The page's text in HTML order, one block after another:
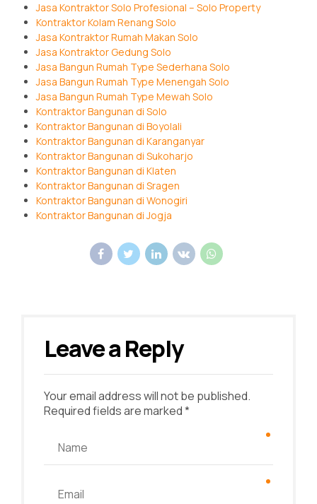
Jasa Kontraktor Solo Profesional – Solo Property
Kontraktor Kolam Renang Solo
Jasa Kontraktor Rumah Makan Solo
Jasa Kontraktor Gedung Solo
Jasa Bangun Rumah Type Sederhana Solo
Jasa Bangun Rumah Type Menengah Solo
Jasa Bangun Rumah Type Mewah Solo
Kontraktor Bangunan di Solo
Kontraktor Bangunan di Boyolali
Kontraktor Bangunan di Karanganyar
Kontraktor Bangunan di Sukoharjo
Kontraktor Bangunan di Klaten
Kontraktor Bangunan di Sragen
Kontraktor Bangunan di Wonogiri
Kontraktor Bangunan di Jogja
Leave a Reply
Your email address will not be published.
Required fields are marked *